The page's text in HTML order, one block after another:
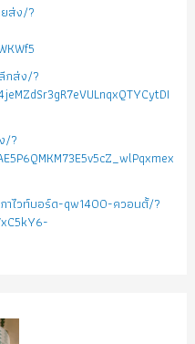
ส่ง/?
กส่ง/?
/?
ไวท์บอร์ด-qw1400-ควอนตั้/?